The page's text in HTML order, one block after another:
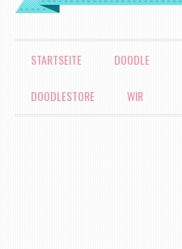
MENÜ
ZUM INHALT SPRINGEN
STARTSEITE DOODLE
DOODLESTORE WIR